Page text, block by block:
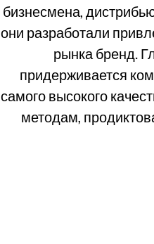
бизнесмена,
они разработали
рынка бренд.
придерживается
самого высокого
методам,